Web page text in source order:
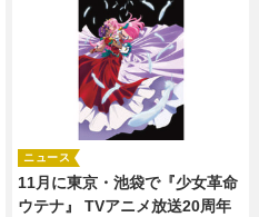
11月に東京・池袋で『少女革命
ウテナ』 TVアニメ放送20周年
ニュース